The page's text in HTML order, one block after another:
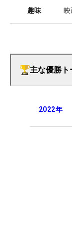
趣味 映
主な優勝ト
2022年